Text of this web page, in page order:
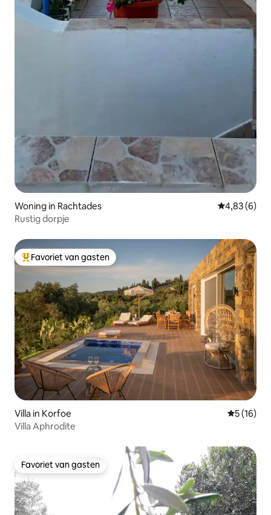
Woning in Rachtades Gemiddelde
4,83 (6)
Rustig dorpje
Topfavoriet van gasten
Favoriet van gasten
Villa in Korfoe
5 (16)
Villa Aphrodite
Favoriet van gasten
Favoriet van gasten